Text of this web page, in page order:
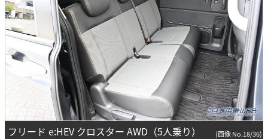
フリード e:HEV クロスター AWD（5人乗り） (画像 No.18/36)